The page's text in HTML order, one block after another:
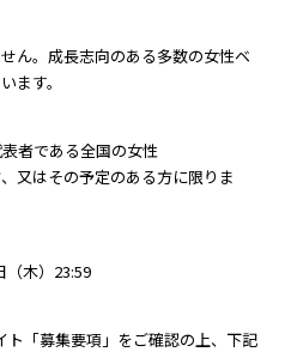
ん。成長志向のある多数の女性ベ
ます。
者である全国の女性
又はその予定のある方に限りま
（木）23:59
ト「募集要項」をご確認の上、下記